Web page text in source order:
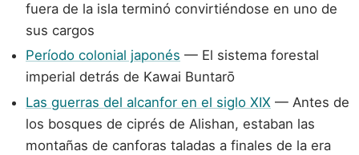
fuera de la isla terminó convirtiéndose en uno de
sus cargos
Período colonial japonés — El sistema forestal
imperial detrás de Kawai Buntarō
Las guerras del alcanfor en el siglo XIX — Antes de
los bosques de ciprés de Alishan, estaban las
montañas de canforas taladas a finales de la era